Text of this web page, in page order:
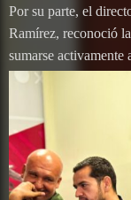
Por su parte, el
Ramírez, reconoció
sumarse activamente